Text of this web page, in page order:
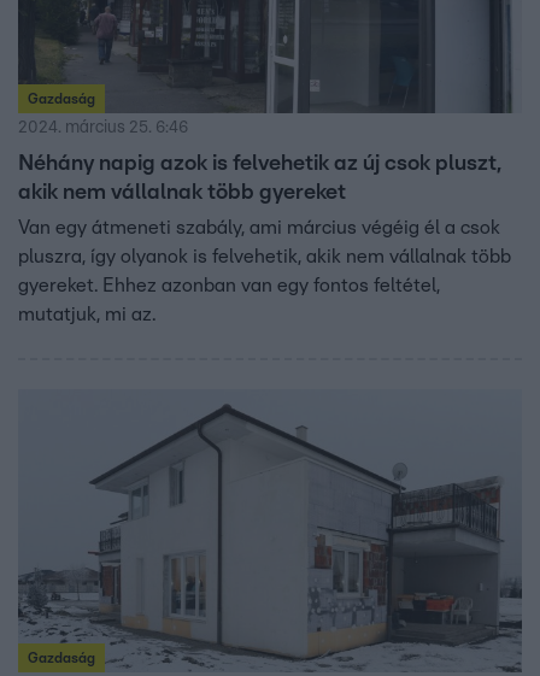
Gazdaság
2024. március 25. 6:46
Néhány napig azok is felvehetik az új csok pluszt,
akik nem vállalnak több gyereket
Van egy átmeneti szabály, ami március végéig él a csok
pluszra, így olyanok is felvehetik, akik nem vállalnak több
gyereket. Ehhez azonban van egy fontos feltétel,
mutatjuk, mi az.
Gazdaság